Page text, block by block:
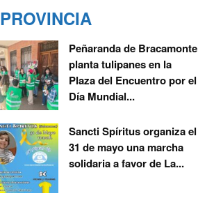
PROVINCIA
Peñaranda de Bracamonte
planta tulipanes en la
Plaza del Encuentro por el
Día Mundial...
Sancti Spíritus organiza el
31 de mayo una marcha
solidaria a favor de La...